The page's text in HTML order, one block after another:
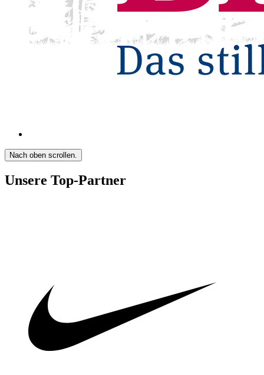
Nach oben scrollen.
Unsere Top-Partner